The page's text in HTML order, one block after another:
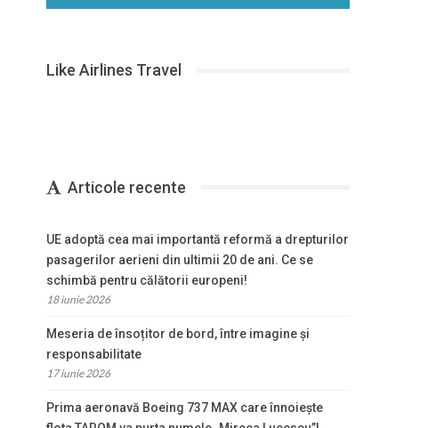
Like Airlines Travel
Articole recente
UE adoptă cea mai importantă reformă a drepturilor
pasagerilor aerieni din ultimii 20 de ani. Ce se
schimbă pentru călătorii europeni!
18 iunie 2026
Meseria de însoțitor de bord, între imagine și
responsabilitate
17 iunie 2026
Prima aeronavă Boeing 737 MAX care înnoiește